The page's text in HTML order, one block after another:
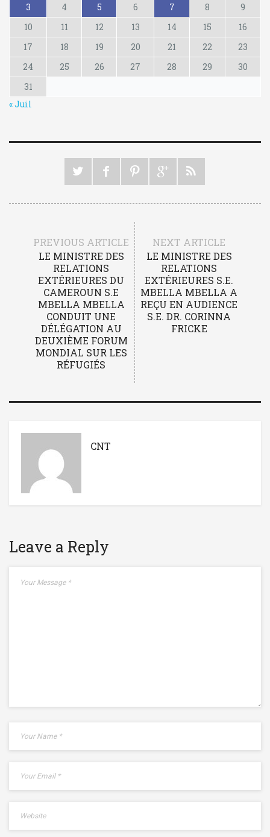
3 4 5 6 7 8
9
10
11 12 13 14 15
16
17
18 19 20 21 22
23
24
25 26 27 28 29
30
31
« Juil
PREVIOUS ARTICLE
LE MINISTRE DES
RELATIONS
EXTÉRIEURES DU
CAMEROUN S.E
MBELLA MBELLA
CONDUIT UNE
DÉLÉGATION AU
DEUXIÈME FORUM
MONDIAL SUR LES
RÉFUGIÉS
NEXT ARTICLE
LE MINISTRE DES
RELATIONS
EXTÉRIEURES S.E.
MBELLA MBELLA A
REÇU EN AUDIENCE
S.E. DR. CORINNA
FRICKE
CNT
Leave a Reply